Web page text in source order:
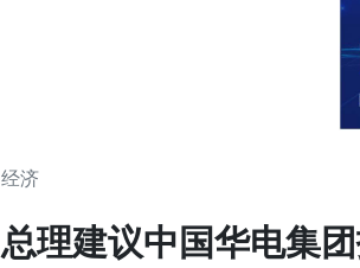
经济
总理建议中国华电集